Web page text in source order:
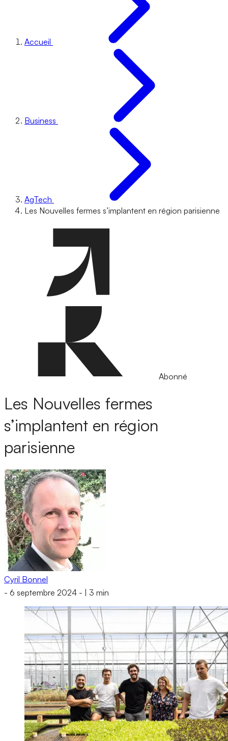
Accueil
Business
AgTech
Les Nouvelles fermes s’implantent en région parisienne
Abonné
Les Nouvelles fermes
s’implantent en région
parisienne
Cyril Bonnel
- 6 septembre 2024 - 3 min